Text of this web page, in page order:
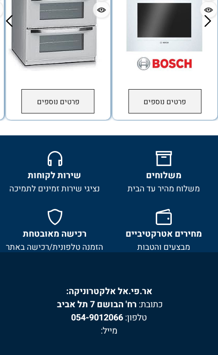
פרטים נוספים פרטים נוספים
משלוחים
משלוח מהיר עד הבית
שירות לקוחות
נציגי שירות זמינים לתמיכה
מחירים אטרקטיביים
מבצעים והטבות
רכישה מאובטחת
הזמנה טלפונית/רכישה באתר
אר.פי.אל אלקטרוניקה:
כתובת: רח' הבושם 7 תל אביב
טלפון:054-9012066
מייל: